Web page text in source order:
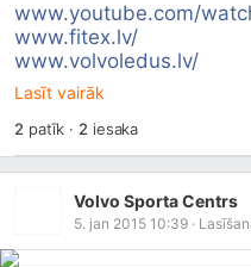
www.youtube.com/
www.fitex.lv/
www.volvoledus.lv/
Lasīt vairāk
2 patīk · 2 iesaka
Volvo Sporta Centrs
5. jan 2015 10:39 ·